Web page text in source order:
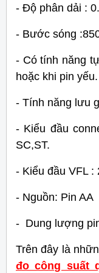
- Độ phân dải :
- Bước sóng
- Có tính năng
hoặc khi pin yếu.
- Tính năng lưu
- Kiểu đầu
SC,ST.
- Kiểu đầu VFL :
- Nguồn: Pin AA
- Dung lượng
Trên đây là
đo công suất